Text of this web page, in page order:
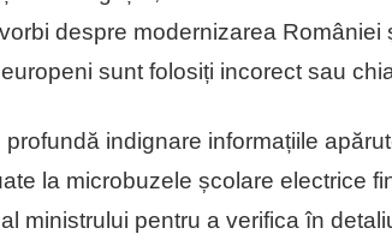
despre modernizarea
sunt folosiți incorect sau
profundă indignare informațiile
la microbuzele școlare electrice
ministrului pentru a verifica în